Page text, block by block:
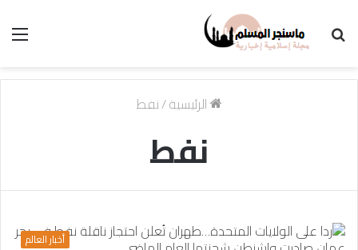
الرئيسية/نفط
نفط
أخبار العالم